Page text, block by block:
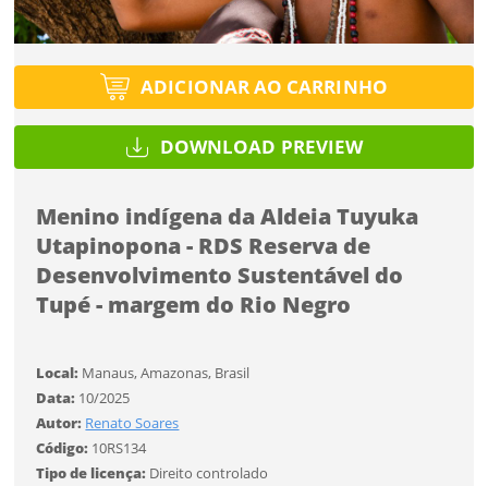
ADICIONAR AO CARRINHO
DOWNLOAD PREVIEW
Menino indígena da Aldeia Tuyuka
Utapinopona - RDS Reserva de
Desenvolvimento Sustentável do
Tupé - margem do Rio Negro
Local: Manaus, Amazonas, Brasil
Data: 10/2025
Autor: Renato Soares
Código: 10RS134
Tipo de licença: Direito controlado
Tipo de projeto
Selecione
Tamanho
Título do projeto
Tipo de projeto
Selecione
Utilização
Formato
Tamanho
ENTRAR
CADASTRE-SE
ENTRAR
SALVAR
Desejo receber novidades sobre a Pulsar Imagens
Li e concordo com os
Termos de Uso do site
Selecione
Utilização
Tamanho